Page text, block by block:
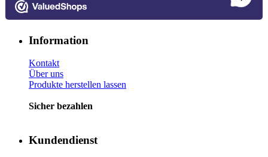
Information
Kontakt
Über uns
Produkte herstellen lassen
Sicher bezahlen
Kundendienst